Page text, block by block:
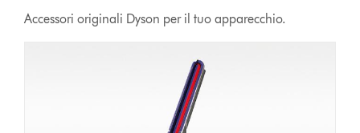
Accessori originali Dyson per il tuo apparecchio.